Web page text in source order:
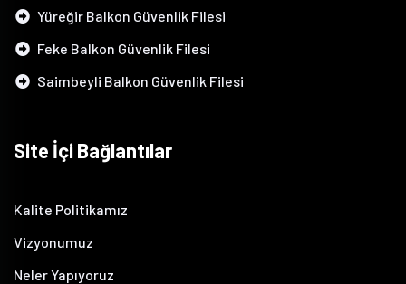
Yüreğir Balkon Güvenlik Filesi
Feke Balkon Güvenlik Filesi
Saimbeyli Balkon Güvenlik Filesi
Site İçi Bağlantılar
Kalite Politikamız
Vizyonumuz
Neler Yapıyoruz